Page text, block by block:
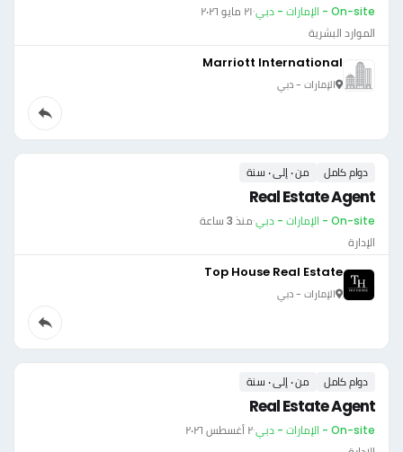
On-site - الإمارات - دبي ·٢١ مايو ٢٠٢٦
الموارد البشرية
Marriott International
الإمارات - دبي
دوام كامل من ٠ إلى ٠ سنة
Real Estate Agent
On-site - الإمارات - دبي ·منذ 3 ساعة
الإدارة
Top House Real Estate
الإمارات - دبي
دوام كامل من ٠ إلى ٠ سنة
Real Estate Agent
On-site - الإمارات - دبي ·٢ أغسطس ٢٠٢٦